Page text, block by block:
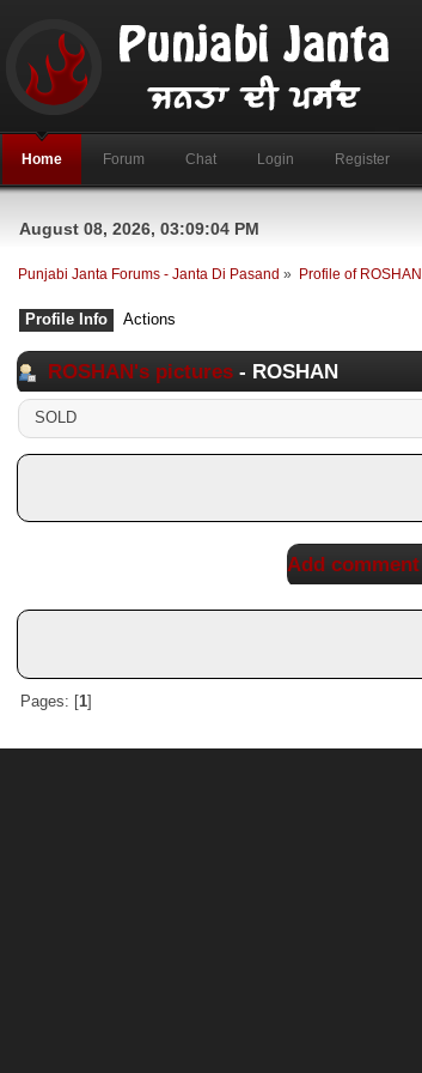
Home Forum Chat Login Register
August 08, 2026, 03:09:04 PM
Punjabi Janta Forums - Janta Di Pasand » Profile of ROSHAN
Profile Info Actions
ROSHAN's pictures - ROSHAN
SOLD
Add comment
Pages: [1]